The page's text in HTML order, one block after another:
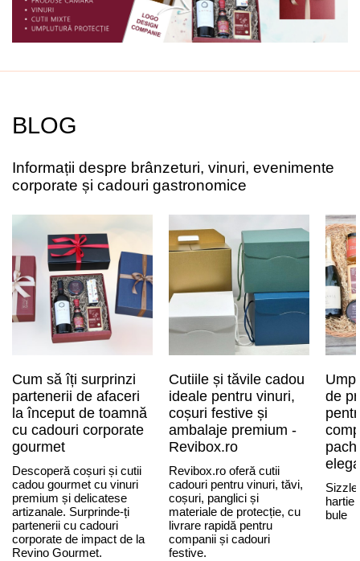
BLOG
Informații despre brânzeturi, vinuri, evenimente
corporate și cadouri gastronomice
Cum să îți surprinzi
partenerii de afaceri
la început de toamnă
cu cadouri corporate
gourmet
Descoperă coșuri și cutii
cadou gourmet cu vinuri
premium și delicatese
artizanale. Surprinde-ți
partenerii cu cadouri
corporate de impact de la
Revino Gourmet.
Cutiile și tăvile cadou
ideale pentru vinuri,
coșuri festive și
ambalaje premium -
Revibox.ro
Revibox.ro oferă cutii
cadouri pentru vinuri, tăvi,
coșuri, panglici și
materiale de protecție, cu
livrare rapidă pentru
companii și cadouri
festive.
de
hartie
bule